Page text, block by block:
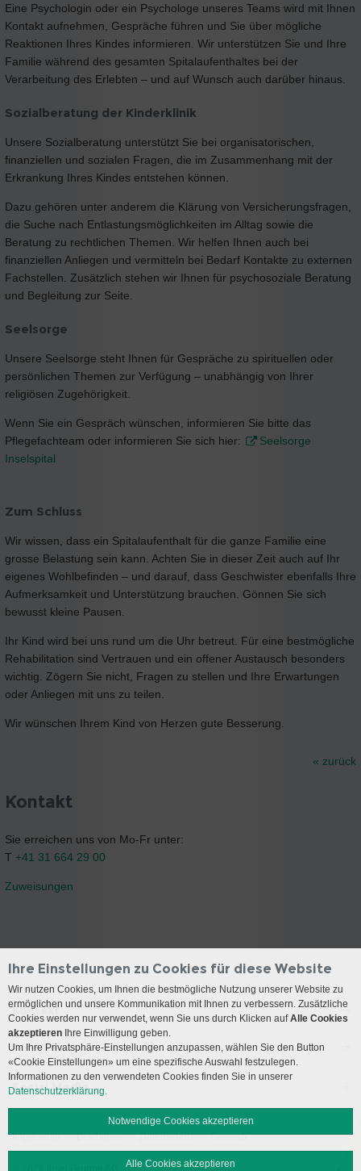
Eine Psychologin oder ein Psychologe unseres Teams wird mit Ihnen
Kontakt aufnehmen, Gespräche führen und Sie über mögliche
Reaktionen Ihres Kindes informieren. Wir unterstützen Sie und Ihre
Familie während des gesamten Spitalaufenthaltes bei der
Verarbeitung des Erlebten – und auf Wunsch auch darüber hinaus.
Sozialberatung der Kinderklinik
Unsere Sozialberatung unterstützt Sie bei organisatorischen,
finanziellen und sozialen Fragen, die im Zusammenhang mit der
Erkrankung Ihres Kindes entstehen können.
Dazu gehören unter anderem die Klärung von Versicherungsfragen,
die Suche nach Entlastungsmöglichkeiten im Alltag sowie die
Beratung zu rechtlichen Themen. Wir helfen Ihnen auch bei
finanziellen Anliegen und vermitteln bei Bedarf Kontakte zu externen
Fachstellen. Zusätzlich stehen wir Ihnen für psychosoziale Beratung
und Begleitung zur Seite.
Seelsorge
Unsere Seelsorge steht Ihnen für Gespräche zu spirituellen oder
persönlichen Themen zur Verfügung – unabhängig von Ihrer
religiösen Zugehörigkeit.
Wenn Sie ein Gespräch wünschen, informieren Sie bitte das
Pflegefachteam oder informieren Sie sich hier:
Seelsorge
Inselspital
Zum Schluss
Wir wissen, dass ein Spitalaufenthalt für die ganze Familie eine
grosse Belastung sein kann. Achten Sie in dieser Zeit auch auf Ihr
eigenes Wohlbefinden – und darauf, dass Geschwister ebenfalls Ihre
Aufmerksamkeit und Unterstützung brauchen. Gönnen Sie sich
bewusst kleine Pausen.
Ihr Kind wird bei uns rund um die Uhr betreut. Für eine bestmögliche
Rehabilitation sind Vertrauen und ein offener Austausch besonders
wichtig. Zögern Sie nicht, Fragen zu stellen und Ihre Erwartungen
oder Anliegen mit uns zu teilen.
Wir wünschen Ihrem Kind von Herzen gute Besserung.
« zurück
Kontakt
Sie erreichen uns von Mo-Fr unter:
T +41 31 664 29 00
Zuweisungen
Kontakt
Anreise
Social Media
Impressum Disclaimer Datenschutz Sitemap
Ihre Einstellungen zu Cookies für diese Website
Wir nutzen Cookies, um Ihnen die bestmögliche Nutzung unserer Website zu
ermöglichen und unsere Kommunikation mit Ihnen zu verbessern. Zusätzliche
Cookies werden nur verwendet, wenn Sie uns durch Klicken aufAlle Cookies
akzeptieren Ihre Einwilligung geben.
Um Ihre Privatsphäre-Einstellungen anzupassen, wählen Sie den Button
«Cookie Einstellungen» um eine spezifische Auswahl festzulegen.
Informationen zu den verwendeten Cookies finden Sie in unserer
Datenschutzerklärung.
Notwendige Cookies akzeptieren
Alle Cookies akzeptieren